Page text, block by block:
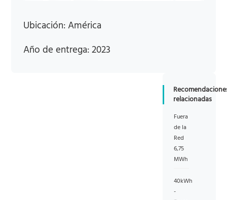
Ubicación: América
Año de entrega: 2023
relacionadas
Fuera
de la
Red
6,75
MWh
40kWh
-